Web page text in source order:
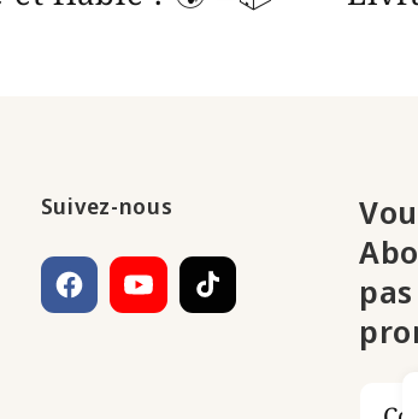
Suivez-nous
Facebook TikTok